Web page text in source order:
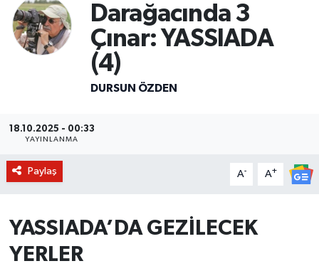
Darağacında 3
Çınar: YASSIADA
(4)
DURSUN ÖZDEN
18.10.2025 - 00:33
YAYINLANMA
Paylaş A- A+
YASSIADA’DA GEZİLECEK
YERLER
DÜNYA
KÜLTÜR SANAT
SAĞLIK
OTOMOBİL
Süper Lig Puan Durumu ve Fikstür
Tüm Manşetler
Haber Arşivi